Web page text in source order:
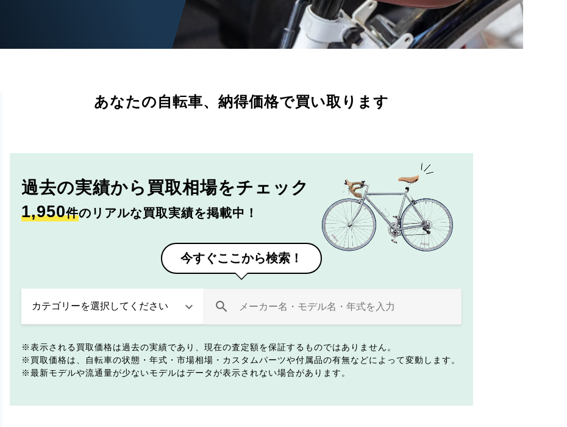
あなたの自転車、 納得価格で買い取ります
過去の実績から 買取相場をチェック
1,950件のリアルな買取実績を掲載中！
今すぐここから検索！
表示される買取価格は過去の実績であり、現在の査定額を保証するものではありません。
買取価格は、自転車の状態・年式・市場相場・カスタムパーツや付属品の有無などによって変動します。
最新モデルや流通量が少ないモデルはデータが表示されない場合があります。